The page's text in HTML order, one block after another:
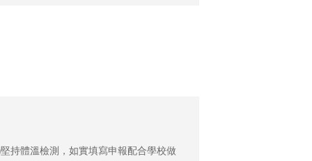
持體溫檢測，如實填寫申報配合學校做